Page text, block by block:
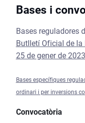
Bases i
Bases reguladores
Butlletí Oficial de la
25 de gener de
Bases específiques
ordinari i per inversions
Convocatòria